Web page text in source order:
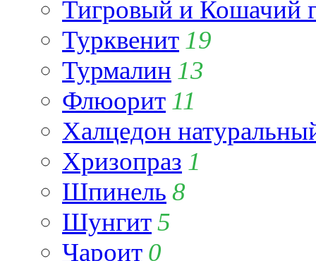
Тигровый и Кошачий
Турквенит 19
Турмалин 13
Флюорит 11
Халцедон
Хризопраз 1
Шпинель 8
Шунгит5
Чароит 0